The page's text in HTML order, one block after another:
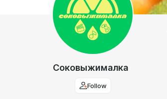
Соковыжималка
Follow